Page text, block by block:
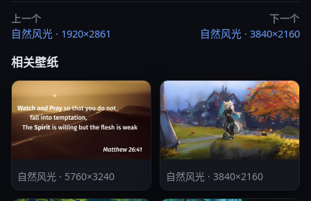
上一个
自然风光 · 1920×2861
下一个
自然风光 · 3840×2160
相关壁纸
自然风光 · 5760×3240 自然风光 · 3840×2160